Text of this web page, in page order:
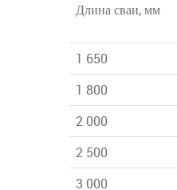
Длина сваи, мм
1 650
1 800
2 000
2 500
3 000